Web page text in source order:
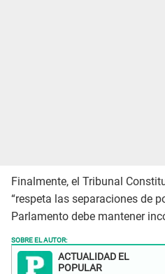
Finalmente, el Tribunal
“respeta las separaciones de
Parlamento debe mantener
SOBRE EL AUTOR:
ACTUALIDAD EL
POPULAR